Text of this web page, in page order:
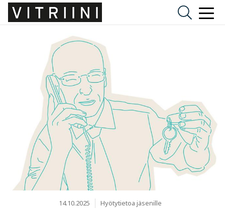
14.10.2025 Hyötytietoa jäsenille